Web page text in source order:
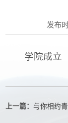
发布
学院成立
上一篇：与你相约